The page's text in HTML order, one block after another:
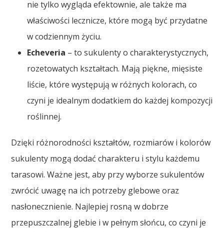
nie tylko wygląda efektownie, ale także ma
właściwości lecznicze, które mogą być przydatne
w codziennym życiu.
Echeveria – to sukulenty o charakterystycznych,
rozetowatych kształtach. Mają piękne, mięsiste
liście, które występują w różnych kolorach, co
czyni je idealnym dodatkiem do każdej kompozycji
roślinnej.
Dzięki różnorodności kształtów, rozmiarów i kolorów
sukulenty mogą dodać charakteru i stylu każdemu
tarasowi. Ważne jest, aby przy wyborze sukulentów
zwrócić uwagę na ich potrzeby glebowe oraz
nasłonecznienie. Najlepiej rosną w dobrze
przepuszczalnej glebie i w pełnym słońcu, co czyni je